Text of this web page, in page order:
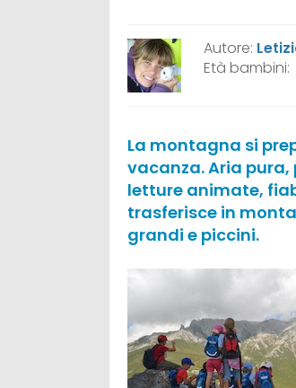
Autore:
Età bambini:
La montagna si
vacanza. Aria
letture animate,
trasferisce in
grandi e piccini.